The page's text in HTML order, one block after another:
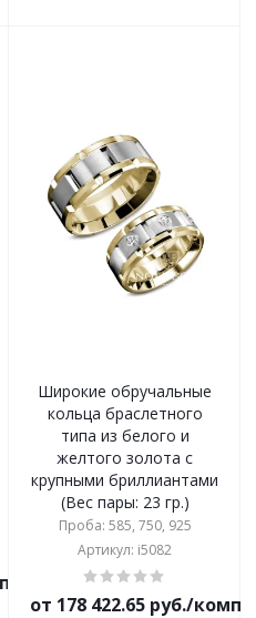
Широкие обручальные
кольца браслетного
типа из белого и
желтого золота с
крупными бриллиантами
(Вес пары: 23 гр.)
Проба: 585, 750, 925
Артикул: i5082
от 178 422.65 руб./